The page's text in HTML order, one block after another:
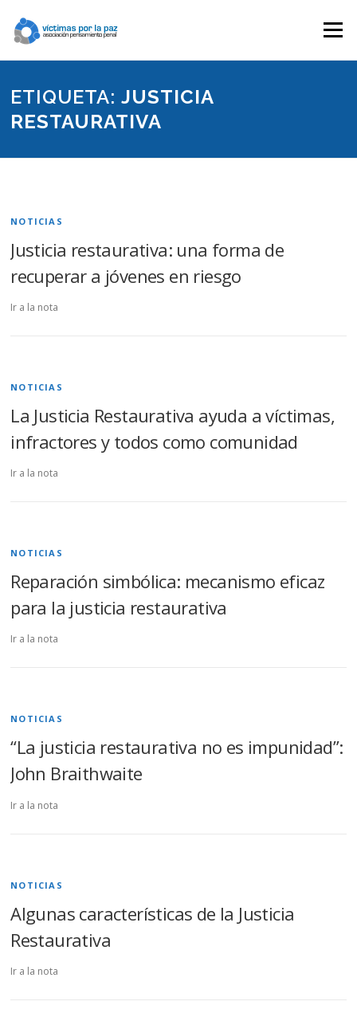
contenido
Menú
ETIQUETA:JUSTICIA
RESTAURATIVA
NOTICIAS
Justicia restaurativa: una forma de
recuperar a jóvenes en riesgo
Ir a la nota
NOTICIAS
La Justicia Restaurativa ayuda a víctimas,
infractores y todos como comunidad
Ir a la nota
NOTICIAS
Reparación simbólica: mecanismo eficaz
para la justicia restaurativa
Ir a la nota
NOTICIAS
“La justicia restaurativa no es impunidad”:
John Braithwaite
Ir a la nota
NOTICIAS
Algunas características de la Justicia
Restaurativa
Ir a la nota